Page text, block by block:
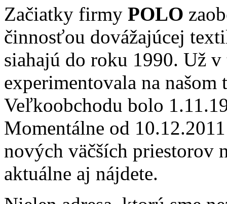
Začiatky firmy POLO
činnosťou dovážajúcej
siahajú do roku 1990. Už
experimentovala na
Veľkoobchodu bolo
Momentálne od
nových väčších priestorov
aktuálne aj nájdete.